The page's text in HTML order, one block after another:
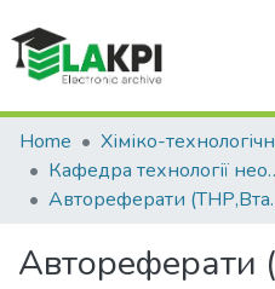
Communities & Collections
All of DSpace
Home
Кафедра технології неорганічних